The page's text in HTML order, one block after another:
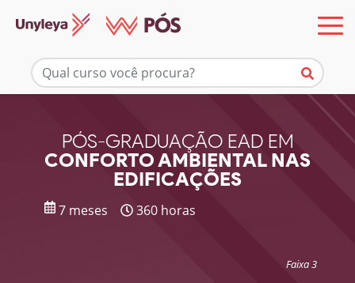
PÓS-GRADUAÇÃO EAD EM
CONFORTO AMBIENTAL NAS
EDIFICAÇÕES
7 meses 360 horas
Faixa 3
Mais informações